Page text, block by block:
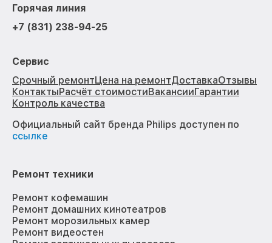
Горячая линия
+7 (831) 238-94-25
Сервис
Срочный ремонтЦена на ремонтДоставкаОтзывы
КонтактыРасчёт стоимостиВакансииГарантии
Контроль качества
Официальный сайт бренда Philips доступен по
ссылке
Ремонт техники
Ремонт кофемашин
Ремонт домашних кинотеатров
Ремонт морозильных камер
Ремонт видеостен